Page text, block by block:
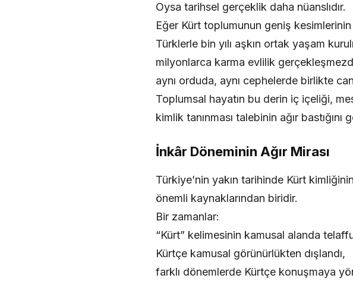
Oysa tarihsel gerçeklik daha nüanslıdır.
Eğer Kürt toplumunun geniş
Türklerle bin yılı aşkın ortak yaşam
milyonlarca karma evlilik
aynı orduda, aynı cephelerde birlikte
Toplumsal hayatın bu derin iç içeliği,
kimlik tanınması talebinin ağır bastığını
İnkâr Döneminin Ağır Mirası
Türkiye’nin yakın tarihinde Kürt
önemli kaynaklarından biridir.
Bir zamanlar:
“Kürt” kelimesinin kamusal alanda
Kürtçe kamusal görünürlükten dışlandı,
farklı dönemlerde Kürtçe konuşmaya